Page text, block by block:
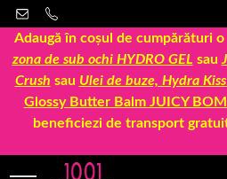
Adaugă în coșul de cumpărături
zona de sub ochi HYDRO GEL sau
Crush sau Ulei de buze, Hydra Kiss
Glossy Butter Balm JUICY
beneficiezi de transport